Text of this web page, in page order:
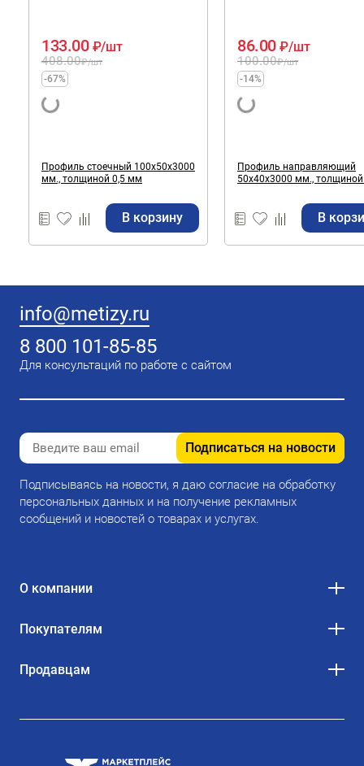
408.00₽/шт
133.00 ₽/шт
-67%
Профиль стоечный 100х50х3000
мм., толщиной 0,5 мм
В корзину
100.00₽/шт
86.00 ₽/шт
-14%
Профиль направляющий
50х40х3000 мм., толщиной
В
info@metizy.ru
8 800 101-85-85
Для консультаций по работе с сайтом
Подписаться на новости
Подписываясь на новости, я даю согласие на обработку
персональных данных и на получение рекламных
сообщений и новостей о товарах и услугах.
О компании
Покупателям
Продавцам